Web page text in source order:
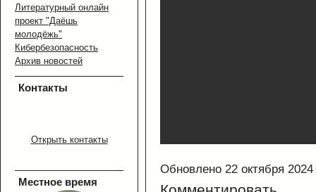
Литературный онлайн
проект "Даёшь
молодёжь"
Кибербезопасность
Архив новостей
Контакты
Открыть контакты
Местное время
Обновлено 22 октября 2024